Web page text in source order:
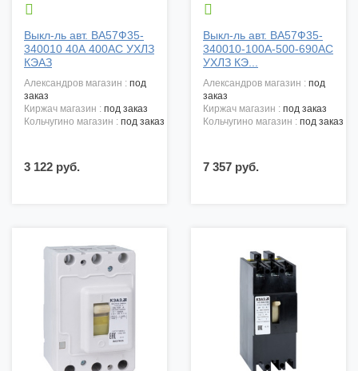

Выкл-ль авт. ВА57Ф35-
340010 40А 400АС УХЛЗ
КЭАЗ
александров магазин : под
заказ
киржач магазин : под заказ
кольчугино магазин : под заказ
3 122 руб.

Выкл-ль авт. ВА57Ф35-
340010-100А-500-690АС
УХЛЗ КЭ...
александров магазин : под
заказ
киржач магазин : под заказ
кольчугино магазин : под заказ
7 357 руб.